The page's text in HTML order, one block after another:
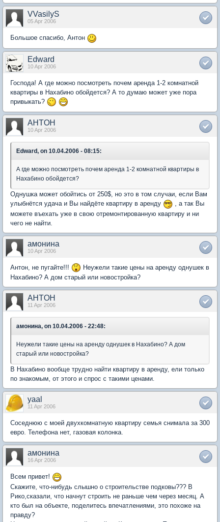
VVasilyS
05 Apr 2006
Большое спасибо, Антон
Edward
10 Apr 2006
Господа! А где можно посмотреть почем аренда 1-2 комнатной
квартиры в Нахабино обойдется? А то думаю может уже пора
привыкать?
AHTOH
10 Apr 2006
Edward, on 10.04.2006 - 08:15:
А где можно посмотреть почем аренда 1-2 комнатной квартиры в
Нахабино обойдется?
Однушка может обойтись от 250$, но это в том случаи, если Вам
улыбнётся удача и Вы найдёте квартиру в аренду
, а так Вы
можете въехать уже в свою отремонтированную квартиру и ни
чего не найти.
амонина
10 Apr 2006
Антон, не пугайте!!!
Неужели такие цены на аренду однушек в
Нахабино? А дом старый или новостройка?
AHTOH
11 Apr 2006
амонина, on 10.04.2006 - 22:48:
Неужели такие цены на аренду однушек в Нахабино? А дом
старый или новостройка?
В Нахабино вообще трудно найти квартиру в аренду, ели только
по знакомым, от этого и спрос с такими ценами.
yaal
11 Apr 2006
Соседнюю с моей двухкомнатную квартиру семья снимала за 300
евро. Телефона нет, газовая колонка.
амонина
16 Apr 2006
Всем привет!
Скажите, что-нибудь слышно о строительстве подковы??? В
Рико,сказали, что начнут строить не раньше чем через месяц. А
кто был на объекте, поделитесь впечатлениями, это похоже на
правду?